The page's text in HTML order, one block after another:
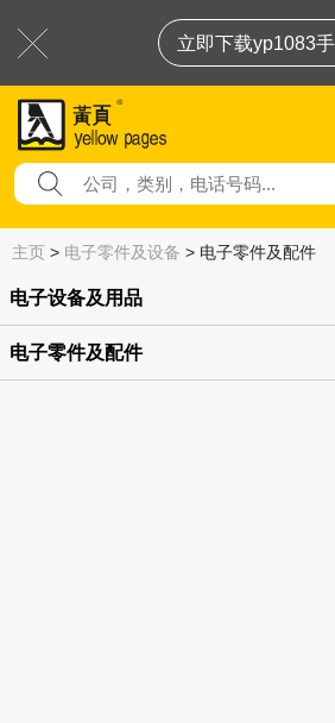
立即下载yp1083
主页 > 电子零件及设备 > 电子零件及配件
电子设备及用品
电子零件及配件